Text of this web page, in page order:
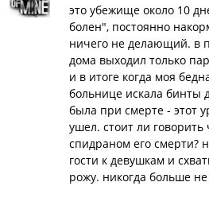
это убежище около 10
болен", постоянно
ничего не делающий. в
дома выходил только
и в итоге когда моя
больнице искала бинты
была при смерте - этот
ушел. стоит ли
спидраном его смерти?
гости к девушкам и
рожу. никогда больше